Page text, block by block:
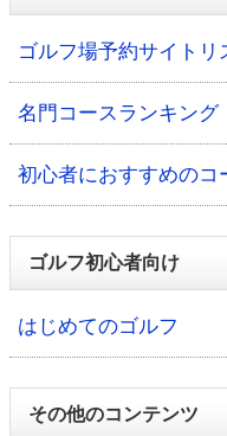
ゴルフ場予約サイトリ
名門コースランキング
初心者におすすめのコ
ゴルフ初心者向け
はじめてのゴルフ
その他のコンテンツ